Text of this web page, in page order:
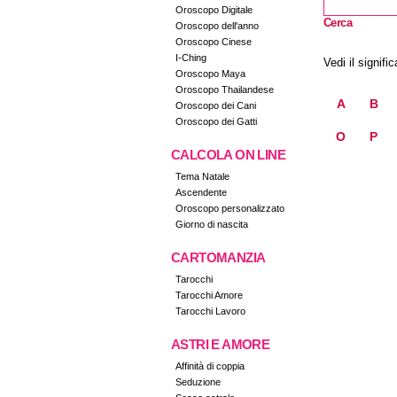
Oroscopo Digitale
Oroscopo dell'anno
Oroscopo Cinese
I-Ching
Oroscopo Maya
Oroscopo Thailandese
Oroscopo dei Cani
Oroscopo dei Gatti
CALCOLA ON LINE
Tema Natale
Ascendente
Oroscopo personalizzato
Giorno di nascita
CARTOMANZIA
Tarocchi
Tarocchi Amore
Tarocchi Lavoro
ASTRI E AMORE
Affinità di coppia
Seduzione
Cerca
Vedi il
A B
O P